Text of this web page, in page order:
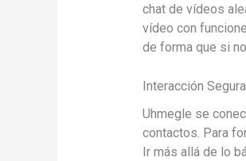
chat de vídeos
vídeo con
de forma que si
Interacción
Uhmegle se
contactos. Para
Ir más allá de lo